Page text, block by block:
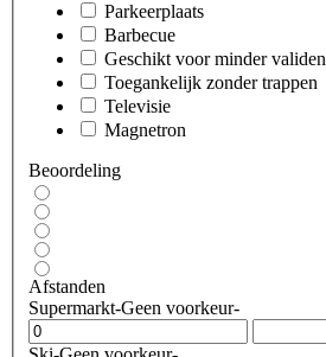
Parkeerplaats
Barbecue
Geschikt voor minder validen
Toegankelijk zonder trappen
Televisie
Magnetron
Beoordeling
Afstanden
Supermarkt-Geen voorkeur-